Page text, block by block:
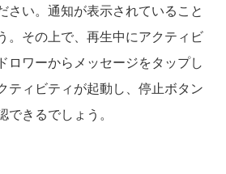
さい。通知が表示されていること
。その上で、再生中にアクティビ
ロワーからメッセージをタップし
ティビティが起動し、停止ボタン
きるでしょう。